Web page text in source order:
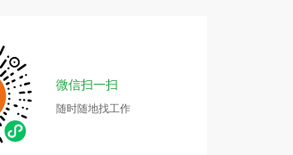
微信扫一扫
随时随地找工作